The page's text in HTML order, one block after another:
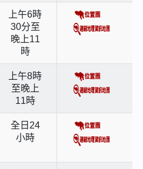
上午6時
30分至
晚上11
時
上午8時
至晚上
11時
全日24
小時